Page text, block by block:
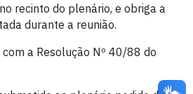
recinto do plenário, e obriga a
durante a reunião.
a Resolução Nº 40/88 do